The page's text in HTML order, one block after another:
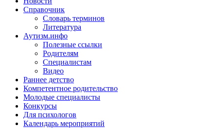
Справочник
Словарь терминов
Литература
Аутизм.инфо
Полезные ссылки
Родителям
Специалистам
Видео
Раннее детство
Компетентное родительство
Молодые специалисты
Конкурсы
Для психологов
Календарь мероприятий